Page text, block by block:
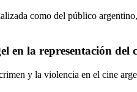
como del público
en la representación
y la violencia en el cine